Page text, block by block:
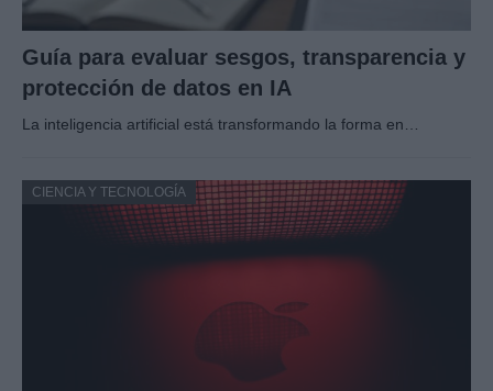
Guía para evaluar sesgos, transparencia y
protección de datos en IA
La inteligencia artificial está transformando la forma en…
CIENCIA Y TECNOLOGÍA